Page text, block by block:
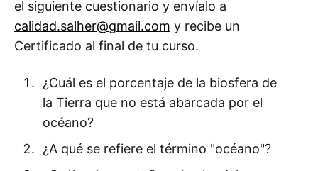
el siguiente cuestionario y envíalo a
calidad.salher@gmail.com y recibe un
Certificado al final de tu curso.
¿Cuál es el porcentaje de la biosfera de
la Tierra que no está abarcada por el
océano?
¿A qué se refiere el término "océano"?